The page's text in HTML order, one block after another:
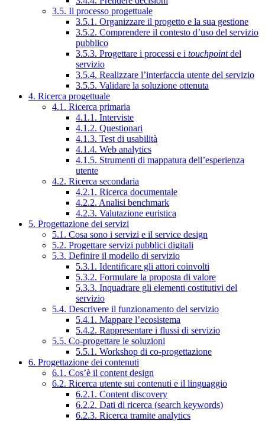
3.5. Il processo progettuale
3.5.1. Organizzare il progetto e la sua gestione
3.5.2. Comprendere il contesto d’uso del servizio
pubblico
3.5.3. Progettare i processi e i touchpointdel
servizio
3.5.4. Realizzare l’interfaccia utente del servizio
3.5.5. Validare la soluzione ottenuta
4. Ricerca progettuale
4.1. Ricerca primaria
4.1.1. Interviste
4.1.2. Questionari
4.1.3. Test di usabilità
4.1.4. Web analytics
4.1.5. Strumenti di mappatura dell’esperienza
utente
4.2. Ricerca secondaria
4.2.1. Ricerca documentale
4.2.2. Analisi benchmark
4.2.3. Valutazione euristica
5. Progettazione dei servizi
5.1. Cosa sono i servizi e il service design
5.2. Progettare servizi pubblici digitali
5.3. Definire il modello di servizio
5.3.1. Identificare gli attori coinvolti
5.3.2. Formulare la proposta di valore
5.3.3. Inquadrare gli elementi costitutivi del
servizio
5.4. Descrivere il funzionamento del servizio
5.4.1. Mappare l’ecosistema
5.4.2. Rappresentare i flussi di servizio
5.5. Co-progettare le soluzioni
5.5.1. Workshop di co-progettazione
6. Progettazione dei contenuti
6.1. Cos’è il content design
6.2. Ricerca utente sui contenuti e il linguaggio
6.2.1. Content discovery
6.2.2. Dati di ricerca (search keywords)
6.2.3. Ricerca tramite analytics